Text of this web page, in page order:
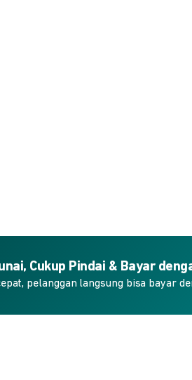
Cukup Pindai & Bayar
pelanggan langsung bisa bayar